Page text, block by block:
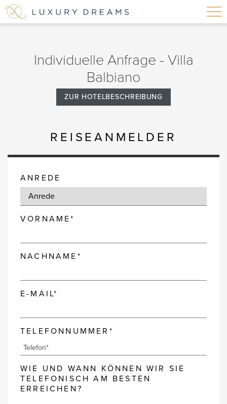
Individuelle Anfrage - Villa
Balbiano
ZUR HOTELBESCHREIBUNG
REISEANMELDER
ANREDE
VORNAME*
NACHNAME*
E-MAIL*
TELEFONNUMMER*
WIE UND WANN KÖNNEN WIR SIE
TELEFONISCH AM BESTEN
ERREICHEN?